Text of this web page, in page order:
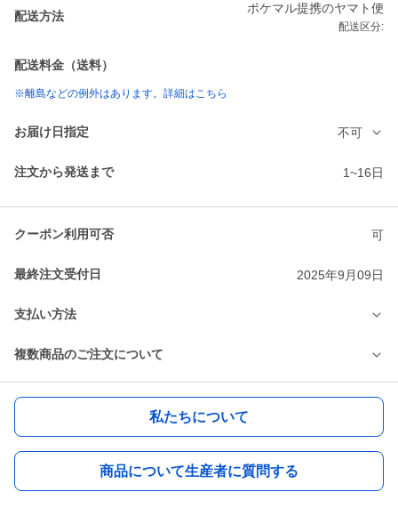
配送方法
ポケマル提携のヤマト便
配送区分:
配送料金（送料）
※離島などの例外はあります。詳細はこちら
お届け日指定 不可
注文から発送まで 1~16日
クーポン利用可否 可
最終注文受付日 2025年9月09日
支払い方法
複数商品のご注文について
私たちについて
商品について生産者に質問する